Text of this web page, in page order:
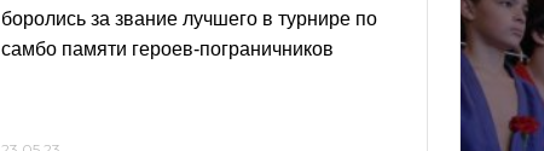
боролись за звание лучшего в турнире по
самбо памяти героев-пограничников